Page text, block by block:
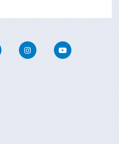
Twitter InstagramYoutube